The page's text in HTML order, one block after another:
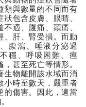
類與數量的不同而有
包含皮膚、眼睛、
適、腹痛、頭痛、
、肝、腎受損。而動
腹瀉、唾液分泌過
穩、呼吸困難、痙
甚至死亡等情形。
生物離開該水域而消
小時至數天，嚴重者
的傷害。因此，適當